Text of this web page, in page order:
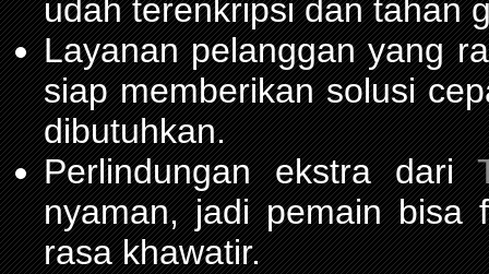
udah terenkripsi dan tahan
Layanan pelanggan yang
siap memberikan solusi
dibutuhkan.
Perlindungan ekstra dari
nyaman, jadi pemain bisa
rasa khawatir.